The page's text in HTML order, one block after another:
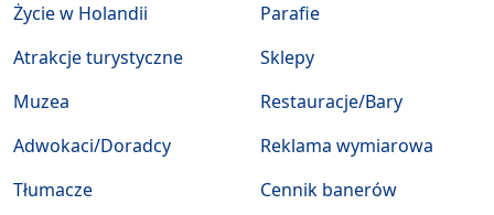
Życie w Holandii
Atrakcje turystyczne
Muzea
Parafie
Sklepy
Restauracje/Bary
Adwokaci/Doradcy
Tłumacze
Reklama wymiarowa
Cennik banerów